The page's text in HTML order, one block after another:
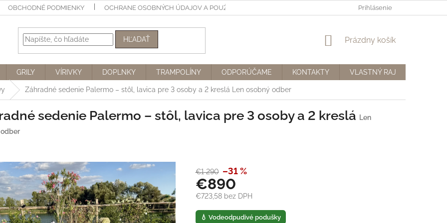
OBCHODNÉ PODMIENKY OCHRANE OSOBNÝCH ÚDAJOV A POUŽÍVANIE COOKIES REKLAMAČNÝ PORIADOKPrihlásenie
HĽADAŤ
NÁKUPNÝ
Prázdny košík
GRILY VÍRIVKY DOPLNKY TRAMPOLÍNY ODPORÚČAME KONTAKTY VLASTNÝ RAJ
Záhradné sedenie Palermo – stôl, lavica pre 3 osoby a 2 kreslá Len osobný odber
sedenie Palermo – stôl, lavica pre 3 osoby a 2 kreslá Len
€1 290 –31 %
€890
€723,58 bez DPH
Jednotková
cena:
💧 Vodeodpudivé podušky